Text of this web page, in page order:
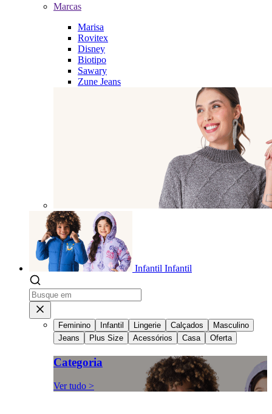
Marcas
Marisa
Rovitex
Disney
Biotipo
Sawary
Zune Jeans
Infantil Infantil
Feminino Infantil Lingerie Calçados
Masculino
Jeans
Plus Size Acessórios Casa Oferta
Categoria
Ver tudo >